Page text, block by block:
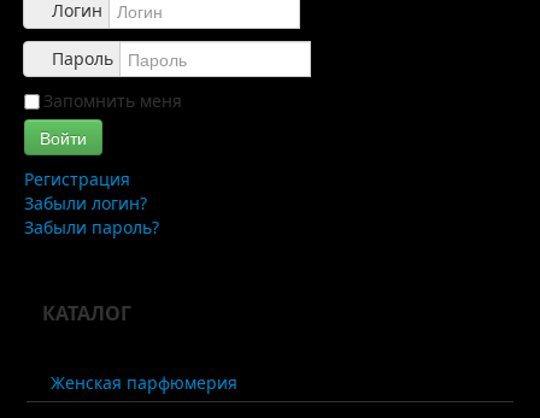
Каталог
Контакты
Логин
Пароль
Запомнить меня
Войти
Регистрация
Забыли логин?
Забыли пароль?
КАТАЛОГ
Женская парфюмерия